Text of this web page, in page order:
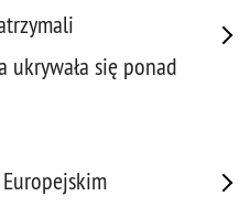
ukrywała się ponad